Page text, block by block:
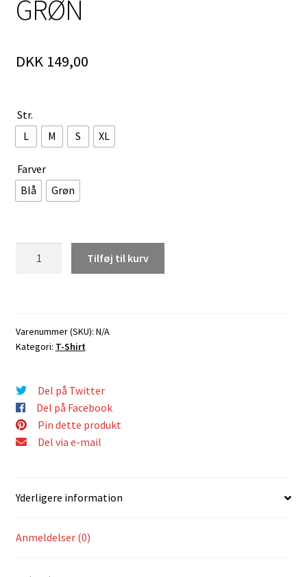
GRØN
DKK149,00
Str.
L
M S XL
Farver
Blå
Grøn
SHIRT
I
antal
Tilføj til kurv
Varenummer (SKU): N/A
Kategori: T-Shirt
Del på Twitter
Del på Facebook
Pin dette produkt
Del via e-mail
Yderligere information
Anmeldelser (0)